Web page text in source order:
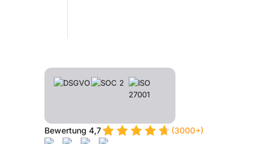
Bewertung 4,7 (3000+)